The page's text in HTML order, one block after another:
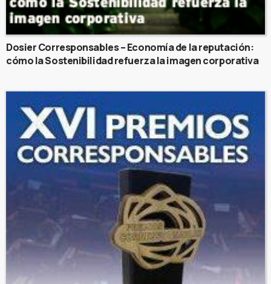
Dosier Corresponsables – Economía de la reputación:
cómo la Sostenibilidad refuerza la imagen corporativa